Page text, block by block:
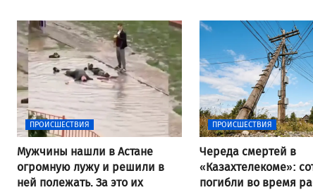
ПРОИСШЕСТВИЯ
Мужчины нашли в Астане
огромную лужу и решили в
ней полежать. За это их
ПРОИСШЕСТВИЯ
Череда смертей в
«Казахтелекоме»:
погибли во время